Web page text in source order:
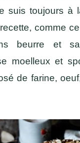
suis toujours à
comme
beurre et
moelleux et
de farine,